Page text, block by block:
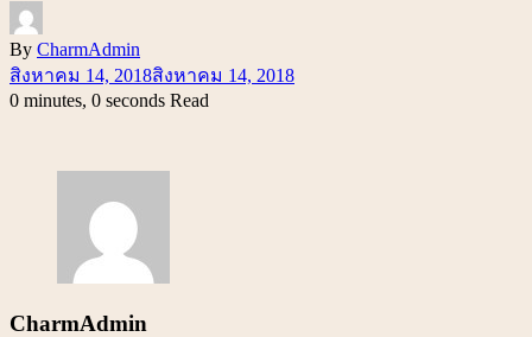
By CharmAdmin
สิงหาคม 14, 2018สิงหาคม 14, 2018
0 minutes, 0 seconds Read
CharmAdmin